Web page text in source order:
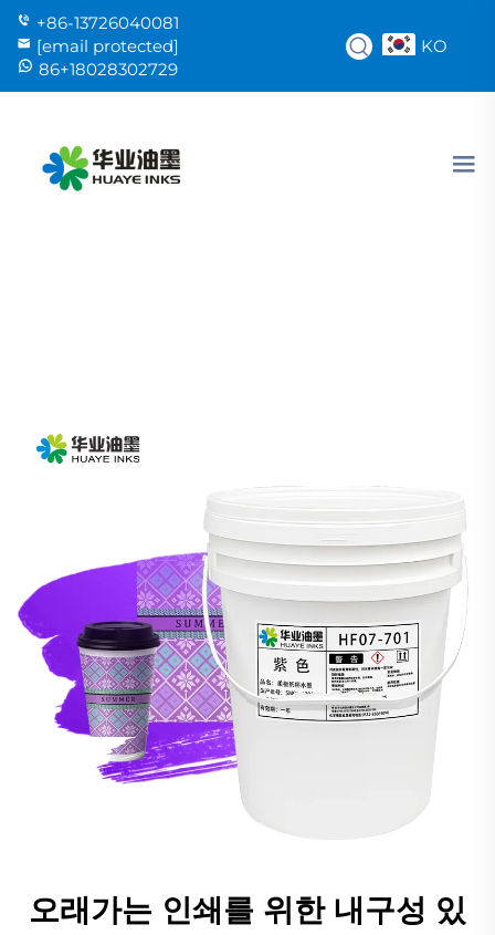
+86-13726040081
[email protected]
86+18028302729
KO
오래가는 인쇄를 위한 내구성 있